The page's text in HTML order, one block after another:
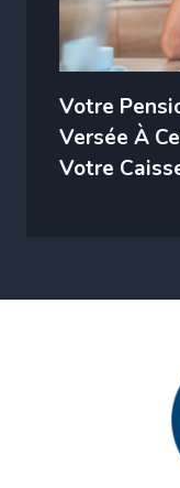
Votre
Versée À
Votre